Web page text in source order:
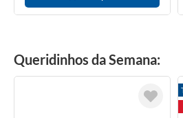
Queridinhos da Semana: